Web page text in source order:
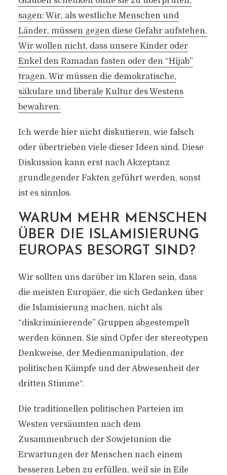
sagen: Wir, als westliche Menschen und
Länder, müssen gegen diese Gefahr aufstehen.
Wir wollen nicht, dass unsere Kinder oder
Enkel den Ramadan fasten oder den “Hijab”
tragen. Wir müssen die demokratische,
säkulare und liberale Kultur des Westens
bewahren.
Ich werde hier nicht diskutieren, wie falsch
oder übertrieben viele dieser Ideen sind. Diese
Diskussion kann erst nach Akzeptanz
grundlegender Fakten geführt werden, sonst
ist es sinnlos.
WARUM MEHR MENSCHEN
ÜBER DIE ISLAMISIERUNG
EUROPAS BESORGT SIND?
Wir sollten uns darüber im Klaren sein, dass
die meisten Europäer, die sich Gedanken über
die Islamisierung machen, nicht als
“diskriminierende” Gruppen abgestempelt
werden können. Sie sind Opfer der stereotypen
Denkweise, der Medienmanipulation, der
politischen Kämpfe und der Abwesenheit der
dritten Stimme“.
Die traditionellen politischen Parteien im
Westen versäumten nach dem
Zusammenbruch der Sowjetunion die
Erwartungen der Menschen nach einem
besseren Leben zu erfüllen, weil sie in Eile